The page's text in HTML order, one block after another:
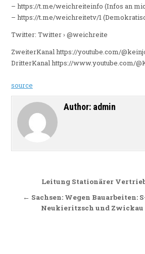
– https://t.me/weichreiteinfo (Infos an
– https://t.me/weichreitetv/1
Twitter: Twitter › @weichreite
ZweiterKanal https://youtube.com/
DritterKanal https://www.youtube.com/
source
Author: admin
Beitragsnavigation
Leitung Stationärer
← Sachsen: Wegen Bauarbeiten:
Neukieritzsch und